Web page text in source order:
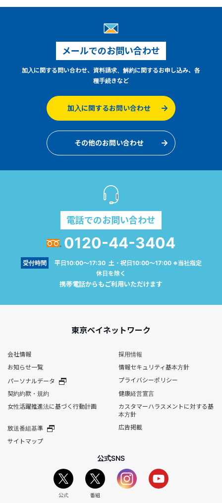
メールでのお問い合わせ
加入に関する問い合わせ、資料請求、解約に関するお申し込み、各
種手続きなど
加入に関するお問い合わせ
その他のお問い合わせ
電話でのお問い合わせ
0120-44-3404
受付時間
平日10:00～17:30 土・祝日10:00～17:00 ※当社指定
休日を除く
携帯電話からもご利用いただけます
東京ベイネットワーク
会社情報
採用情報
お知らせ一覧
情報セキュリティ基本方針
パーソナルデータ
プライバシーポリシー
契約約款・規約
健康経営宣言
女性活躍推進法に基づく行動計画
カスタマーハラスメントに対する基
本方針
放送番組基準
広告掲載
サイトマップ
公式SNS
公式 番組